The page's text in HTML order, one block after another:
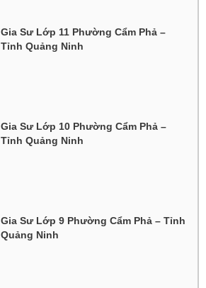
Gia Sư Lớp 11 Phường Cẩm Phả –
Tỉnh Quảng Ninh
Gia Sư Lớp 10 Phường Cẩm Phả –
Tỉnh Quảng Ninh
Gia Sư Lớp 9 Phường Cẩm Phả – Tỉnh
Quảng Ninh